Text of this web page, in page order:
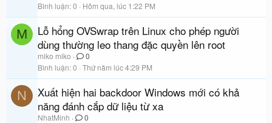
Bình luận 0 Hôm qua, lúc 1:22 PM
M
Lỗ hổng OVSwrap trên Linux cho phép người
dùng thường leo thang đặc quyền lên root
miko miko
0
Bình luận 0 Thứ năm lúc 4:29 PM
N
Xuất hiện hai backdoor Windows mới có khả
năng đánh cắp dữ liệu từ xa
NhatMinh
0